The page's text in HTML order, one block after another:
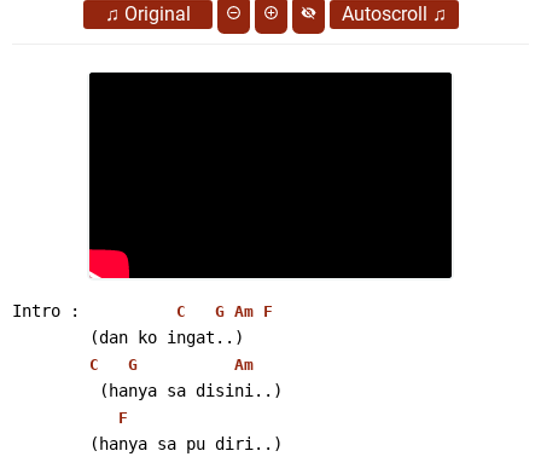
♫ Original Autoscroll ♫
Intro : C G Am F
        (dan ko ingat..)
C G Am
         (hanya sa disini..)
F
        (hanya sa pu diri..)